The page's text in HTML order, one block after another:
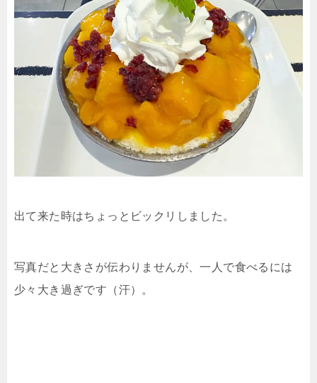
出て来た時はちょっとビックリしました。
写真だと大きさが伝わりませんが、一人で食べるには
少々大き過ぎです（汗）。